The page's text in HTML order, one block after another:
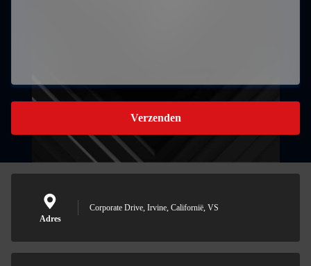
Verzenden
Adres
Corporate Drive, Irvine, Californië, VS